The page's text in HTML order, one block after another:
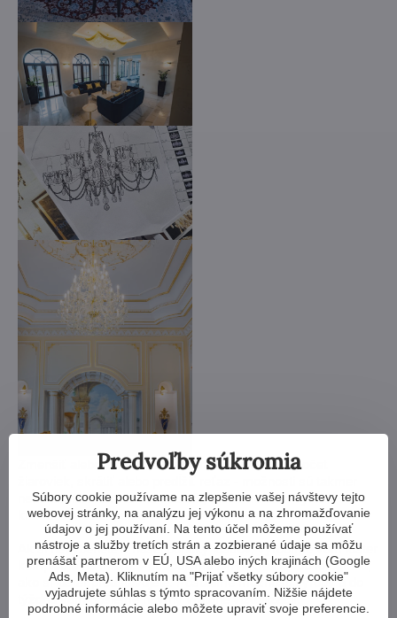
Zmenšiť alebo zväčšiť, zmeniť ramená, zmeniť počet
nekonečné. A ak vám to nestačí, môžeme vám vyrobiť
krištáľový luster podľa vášho návrhu.
Ak si nevyberiete z našej ponuky lustrov, vyrobíme vám luster
kompletne na mieru. Potrebujeme len nákres alebo fotografiu,
ako si luster predstavujete. Posúdime možnosti výroby a do
týždňa vám pošleme návrhy vrátane vizualizácií.
Predvoľby súkromia
Súbory cookie používame na zlepšenie vašej návštevy tejto
webovej stránky, na analýzu jej výkonu a na zhromažďovanie
údajov o jej používaní. Na tento účel môžeme používať
nástroje a služby tretích strán a zozbierané údaje sa môžu
prenášať partnerom v EÚ, USA alebo iných krajinách (Google
Ads, Meta). Kliknutím na "Prijať všetky súbory cookie"
vyjadrujete súhlas s týmto spracovaním. Nižšie nájdete
podrobné informácie alebo môžete upraviť svoje preferencie.